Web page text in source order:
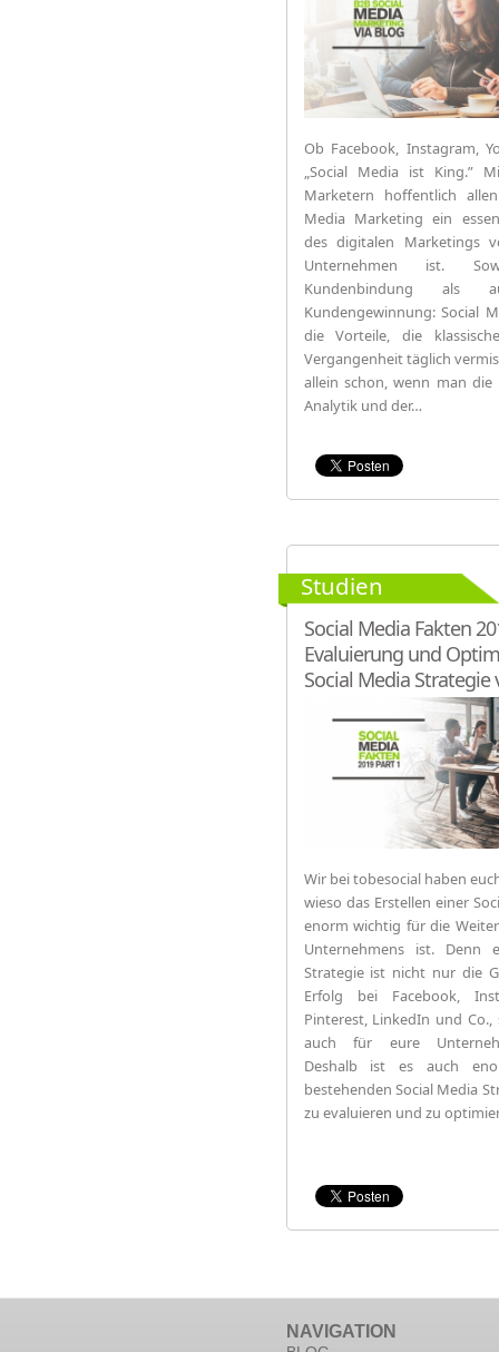
Ob Facebook, Instagram,
„Social Media ist King.”
Marketern hoffentlich
Media Marketing ein
des digitalen Marketings
Unternehmen ist.
Kundenbindung
Kundengewinnung: Social
die Vorteile, die
Vergangenheit täglich
allein schon, wenn man
Analytik und der…
Studien
Social Media Fakten
Evaluierung und
Social Media Strategie
Unternehmen [Studie]
Wir bei tobesocial haben
wieso das Erstellen einer
enorm wichtig für die
Unternehmens ist. Denn
Strategie ist nicht nur die
Erfolg bei Facebook,
Pinterest, LinkedIn und
auch für eure
Deshalb ist es auch
bestehenden Social Media
zu evaluieren und zu
NAVIGATION